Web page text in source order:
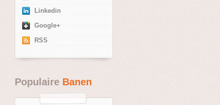
Linkedin
Google+
RSS
PopulaireBanen